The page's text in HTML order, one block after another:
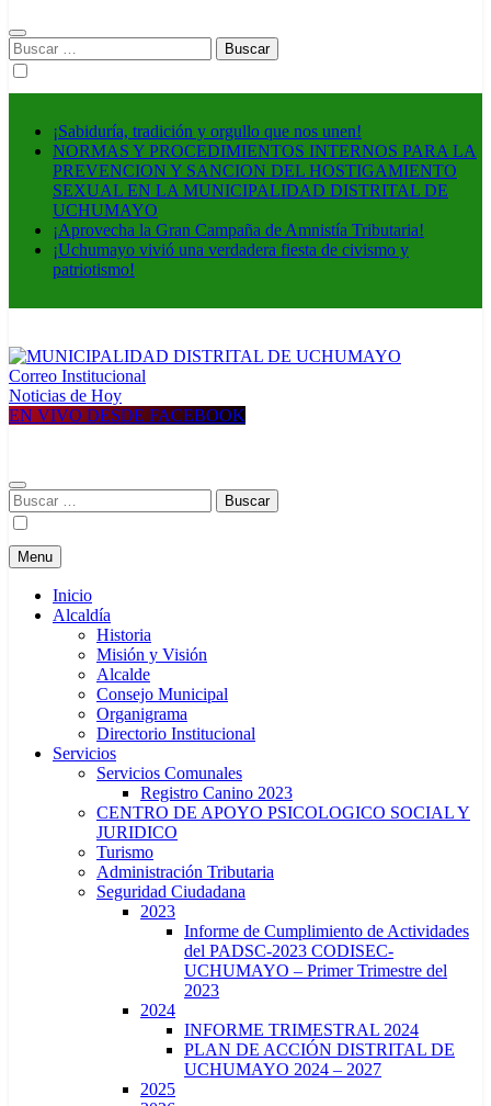
Buscar:
¡Sabiduría, tradición y orgullo que nos unen!
NORMAS Y PROCEDIMIENTOS INTERNOS PARA LA
PREVENCION Y SANCION DEL HOSTIGAMIENTO
SEXUAL EN LA MUNICIPALIDAD DISTRITAL DE
UCHUMAYO
¡Aprovecha la Gran Campaña de Amnistía Tributaria!
¡Uchumayo vivió una verdadera fiesta de civismo y
patriotismo!
MUNICIPALIDAD DISTRITAL DE UCHUMAYO
Construyendo una nueva Historia
Correo Institucional
Noticias de Hoy
EN VIVO DESDE FACEBOOK
Buscar:
Menu
Inicio
Alcaldía
Historia
Misión y Visión
Alcalde
Consejo Municipal
Organigrama
Directorio Institucional
Servicios
Servicios Comunales
Registro Canino 2023
CENTRO DE APOYO PSICOLOGICO SOCIAL Y
JURIDICO
Turismo
Administración Tributaria
Seguridad Ciudadana
2023
Informe de Cumplimiento de Actividades
del PADSC-2023 CODISEC-
UCHUMAYO – Primer Trimestre del
2023
2024
INFORME TRIMESTRAL 2024
PLAN DE ACCIÓN DISTRITAL DE
UCHUMAYO 2024 – 2027
2025